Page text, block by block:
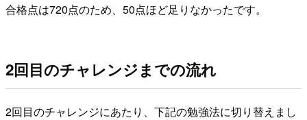
合格点は720点のため、50点ほど足りなかったです。
2回目のチャレンジまでの流れ
2回目のチャレンジにあたり、下記の勉強法に切り替えまし